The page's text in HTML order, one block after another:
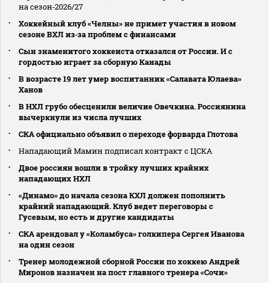
на сезон‑2026/27
Хоккейный клуб «Челны» не примет участия в новом
сезоне ВХЛ из‑за проблем с финансами
Сын знаменитого хоккеиста отказался от России. И с
гордостью играет за сборную Канады
В возрасте 19 лет умер воспитанник «Салавата Юлаева»
Ханов
В НХЛ грубо обесценили величие Овечкина. Россиянина
вычеркнули из числа лучших
СКА официально объявил о переходе форварда Глотова
Нападающий Мамин подписал контракт с ЦСКА
Двое россиян вошли в тройку лучших крайних
нападающих НХЛ
«Динамо» до начала сезона КХЛ должен пополнить
крайний нападающий. Клуб ведет переговоры с
Гусевым, но есть и другие кандидаты
СКА арендовал у «Коламбуса» голкипера Сергея Иванова
на один сезон
Тренер молодежной сборной России по хоккею Андрей
Миронов назначен на пост главного тренера «Сочи»